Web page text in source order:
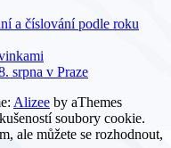
a číslování podle roku
srpna v Praze
Alizee by aThemes
soubory cookie.
ale můžete se rozhodnout,